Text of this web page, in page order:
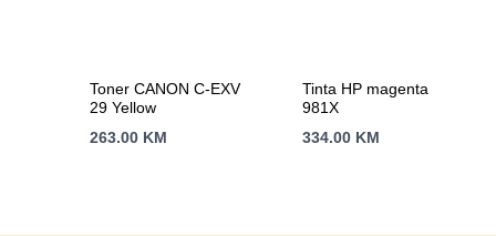
Toner CANON C-EXV
29 Yellow
263.00 KM
Tinta HP magenta
981X
334.00 KM